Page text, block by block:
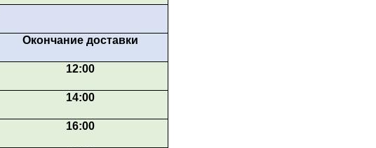
Окончание доставки
12:00
14:00
16:00